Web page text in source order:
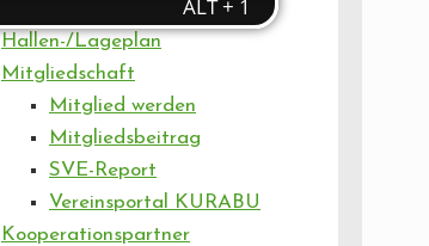
Hallen-/Lageplan
Mitgliedschaft
Mitglied werden
Mitgliedsbeitrag
SVE-Report
Vereinsportal KURABU
Kooperationspartner